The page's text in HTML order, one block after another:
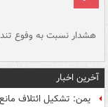
هشدار نسبت به وفوع
آخرین اخبار
یمن: تشکیل ائتلاف